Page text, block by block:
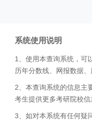
系统使用说明
1、使用本查询系统，可
历年分数线、网报数据
2、本查询系统的信息主
考生提供更多考研院校
3、如对本系统有任何疑